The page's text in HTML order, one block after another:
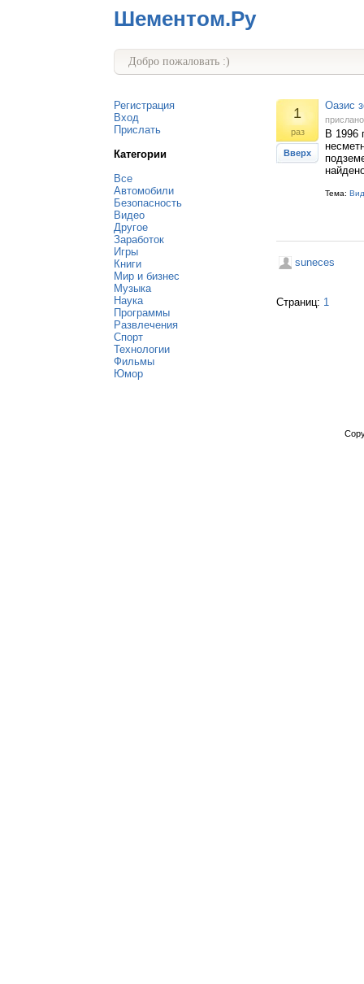
Шементом.Ру
Добро пожаловать :)
Регистрация
Вход
Прислать
Категории
Все
Автомобили
Безопасность
Видео
Другое
Заработок
Игры
Книги
Мир и бизнес
Музыка
Наука
Программы
Развлечения
Спорт
Технологии
Фильмы
Юмор
1
раз
Вверх
Оазис
В 1996
Тема:
suneces
Страниц: 1